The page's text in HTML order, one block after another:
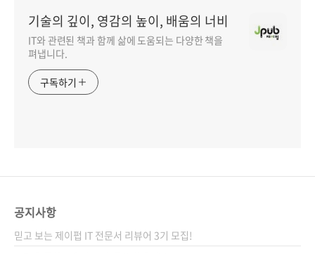
기술의 깊이, 영감의 높이, 배움의 너비
IT와 관련된 책과 함께 삶에 도움되는 다양한 책을
펴냅니다.
구독하기
공지사항
믿고 보는 제이펍 IT 전문서 리뷰어 3기 모집!